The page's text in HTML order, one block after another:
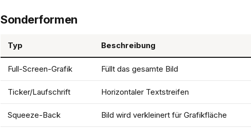
Sonderformen
Typ Beschreibung
Full-Screen-Grafik Füllt das gesamte Bild
Ticker/Laufschrift Horizontaler Textstreifen
Squeeze-Back Bild wird verkleinert für Grafikfläche